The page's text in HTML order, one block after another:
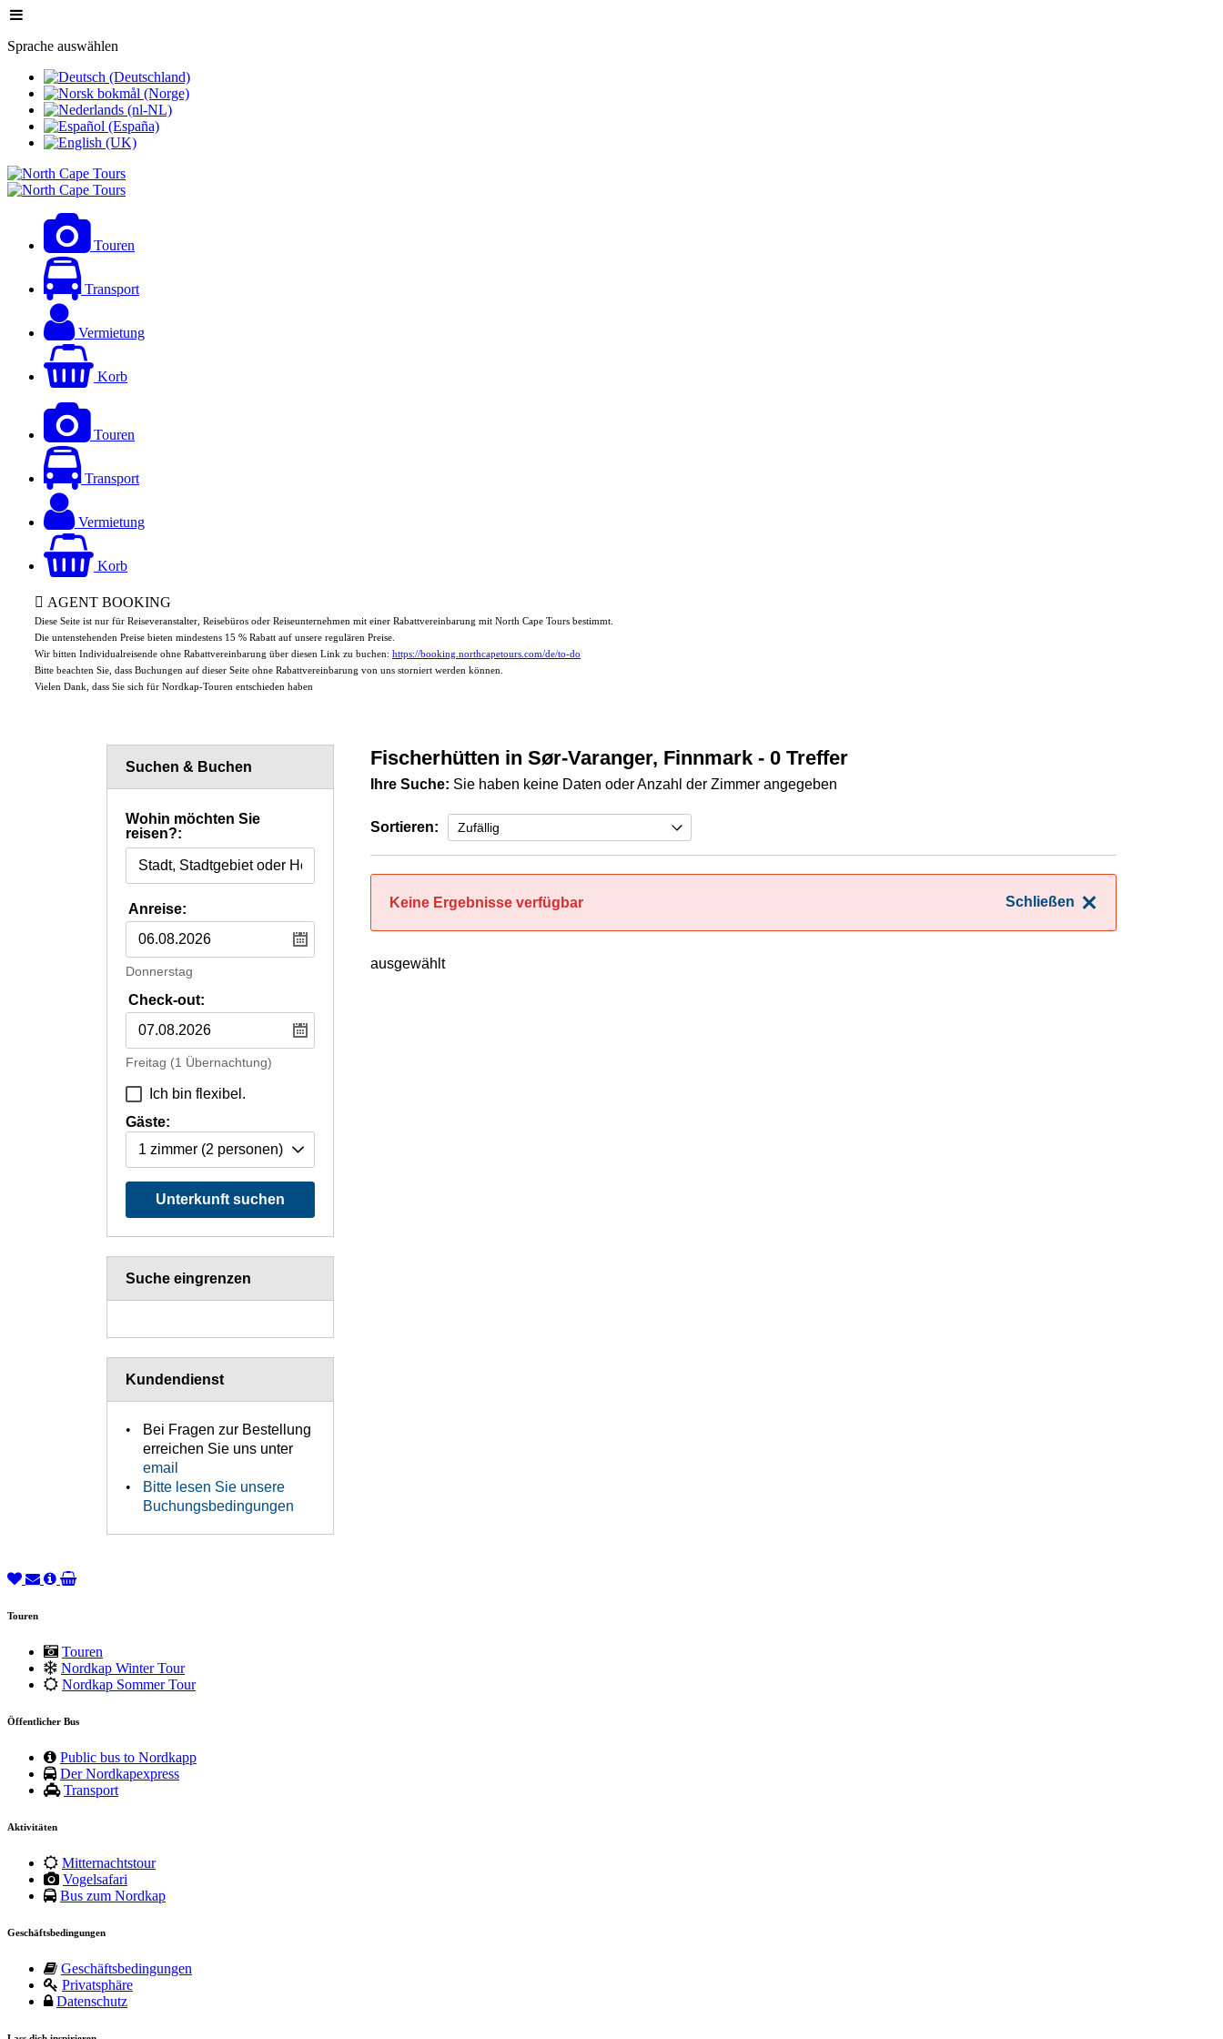
Sprache auswählen
Touren
Transport
Vermietung
Korb
Touren
Transport
Vermietung
Korb
AGENT BOOKING
Diese Seite ist nur für Reiseveranstalter, Reisebüros oder Reiseunternehmen mit einer Rabattvereinbarung mit North Cape Tours bestimmt.
Die untenstehenden Preise bieten mindestens 15 % Rabatt auf unsere regulären Preise.
Wir bitten Individualreisende ohne Rabattvereinbarung über diesen Link zu buchen: https://booking.northcapetours.com/de/to-do
Bitte beachten Sie, dass Buchungen auf dieser Seite ohne Rabattvereinbarung von uns storniert werden können.
Vielen Dank, dass Sie sich für Nordkap-Touren entschieden haben
Fischerhütten in Sør-Varanger, Finnmark - 0 Treffer
Ihre Suche: Sie haben keine Daten oder Anzahl der Zimmer angegeben
Sortieren:
Schließen
Keine Ergebnisse verfügbar
ausgewählt
Suchen & Buchen
Wohin möchten Sie
reisen?:
Anreise:
Donnerstag
Check-out:
Freitag (1 Übernachtung)
Ich bin flexibel.
Gäste:
1 zimmer (2 personen)
Unterkunft suchen
Suche eingrenzen
Kundendienst
Bei Fragen zur Bestellung
erreichen Sie uns unter
email
Bitte lesen Sie unsere
Buchungsbedingungen
Touren
Touren
Nordkap Winter Tour
Nordkap Sommer Tour
Öffentlicher Bus
Public bus to Nordkapp
Der Nordkapexpress
Transport
Aktivitäten
Mitternachtstour
Vogelsafari
Bus zum Nordkap
Geschäftsbedingungen
Geschäftsbedingungen
Privatsphäre
Datenschutz